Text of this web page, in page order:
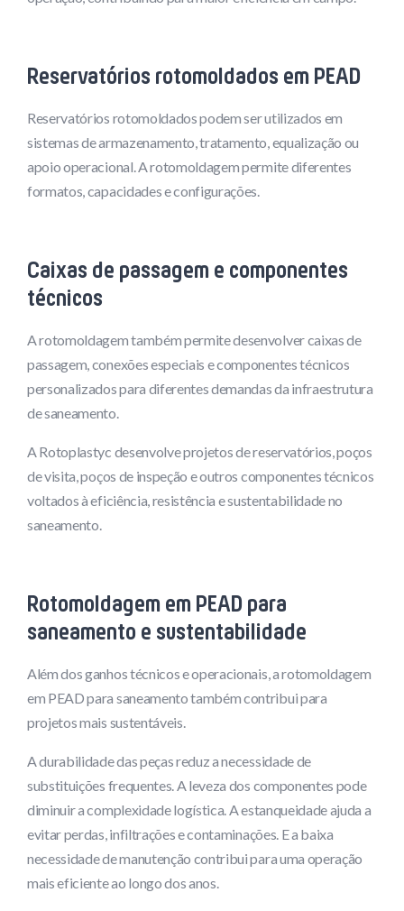
Reservatórios rotomoldados em PEAD
Reservatórios rotomoldados podem ser utilizados em
sistemas de armazenamento, tratamento, equalização ou
apoio operacional. A rotomoldagem permite diferentes
formatos, capacidades e configurações.
Caixas de passagem e componentes
técnicos
A rotomoldagem também permite desenvolver caixas de
passagem, conexões especiais e componentes técnicos
personalizados para diferentes demandas da infraestrutura
de saneamento.
A Rotoplastyc desenvolve projetos de reservatórios, poços
de visita, poços de inspeção e outros componentes técnicos
voltados à eficiência, resistência e sustentabilidade no
saneamento.
Rotomoldagem em PEAD para
saneamento e sustentabilidade
Além dos ganhos técnicos e operacionais, a rotomoldagem
em PEAD para saneamento também contribui para
projetos mais sustentáveis.
A durabilidade das peças reduz a necessidade de
substituições frequentes. A leveza dos componentes pode
diminuir a complexidade logística. A estanqueidade ajuda a
evitar perdas, infiltrações e contaminações. E a baixa
necessidade de manutenção contribui para uma operação
mais eficiente ao longo dos anos.